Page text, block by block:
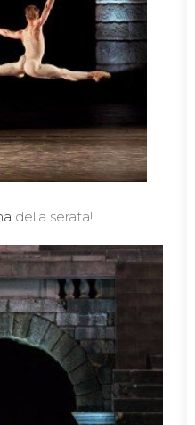
della serata!